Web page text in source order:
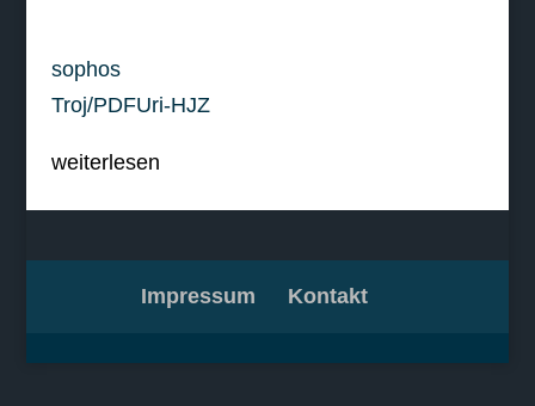
sophos
Troj/PDFUri-HJZ
weiterlesen
Impressum Kontakt